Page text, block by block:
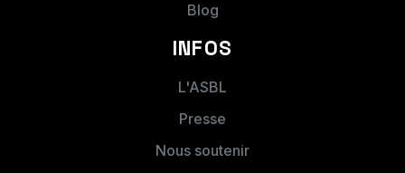
Blog
INFOS
L'ASBL
Presse
Nous soutenir